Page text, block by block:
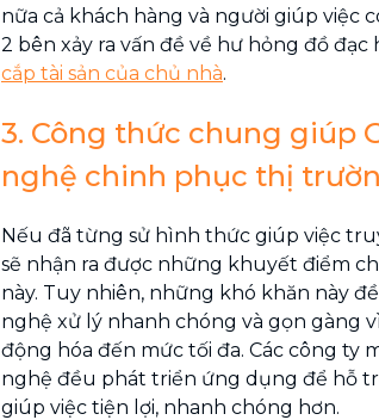
nữa cả khách hàng và người giúp việc
2 bên xảy ra vấn đề về hư hỏng đồ đạc
cắp tài sản của chủ nhà.
3. Công thức chung giúp
nghệ chinh phục thị
Nếu đã từng sử hình thức giúp việc
sẽ nhận ra được những khuyết điểm
này. Tuy nhiên, những khó khăn này
nghệ xử lý nhanh chóng và gọn gàng
động hóa đến mức tối đa. Các công ty
nghệ đều phát triển ứng dụng để hỗ
giúp việc tiện lợi, nhanh chóng hơn.